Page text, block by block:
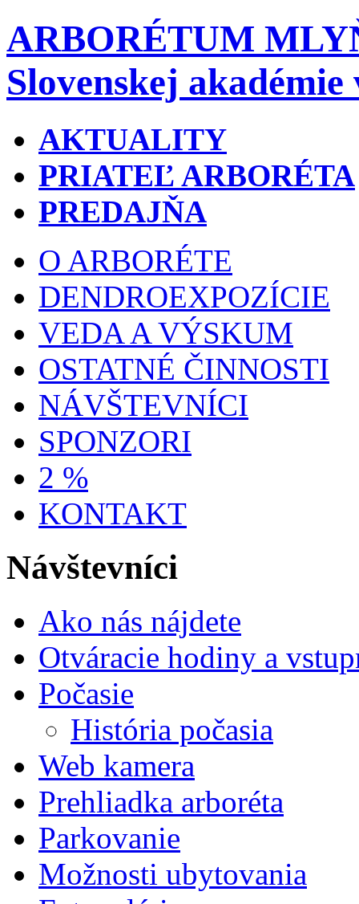
ARBORÉTUM
Slovenskej akadémie
AKTUALITY
PRIATEĽ ARBORÉTA
PREDAJŇA
O ARBORÉTE
DENDROEXPOZÍCIE
VEDA A VÝSKUM
OSTATNÉ ČINNOSTI
NÁVŠTEVNÍCI
SPONZORI
2 %
KONTAKT
Návštevníci
Ako nás nájdete
Otváracie hodiny a
Počasie
História počasia
Web kamera
Prehliadka arboréta
Parkovanie
Možnosti ubytovania